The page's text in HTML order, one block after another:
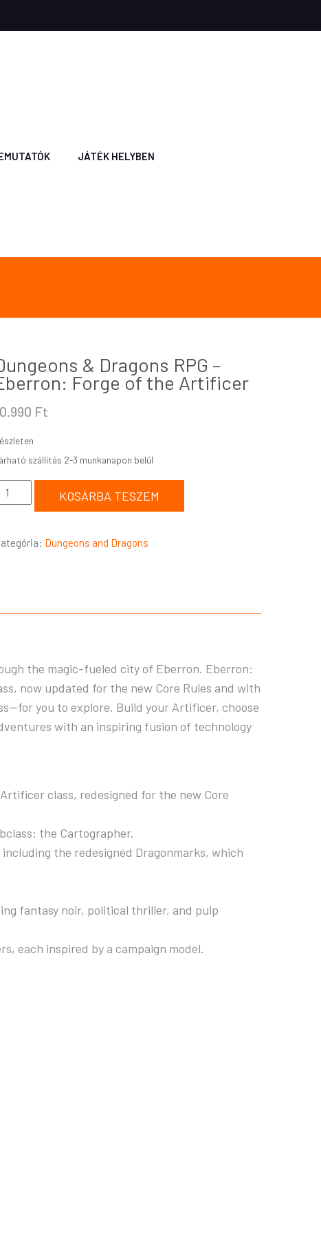
JÁTÉK HELYBEN
& Dragons RPG –
Forge of the Artificer
Ft
KOSÁRBA TESZEM
Dungeons and Dragons
the magic-fueled city of Eberron. Eberron:
now updated for the new Core Rules and with
you to explore. Build your Artificer, choose
with an inspiring fusion of technology
class, redesigned for the new Core
the Cartographer.
the redesigned Dragonmarks, which
fantasy noir, political thriller, and pulp
each inspired by a campaign model.